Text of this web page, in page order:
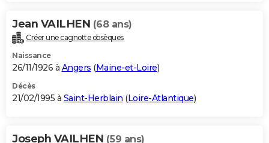
Jean VAILHEN (68 ans)
Créer une cagnotte obsèques
Naissance
26/11/1926 à Angers (Maine-et-Loire)
Décès
21/02/1995 à Saint-Herblain (Loire-Atlantique)
Joseph VAILHEN (59 ans)